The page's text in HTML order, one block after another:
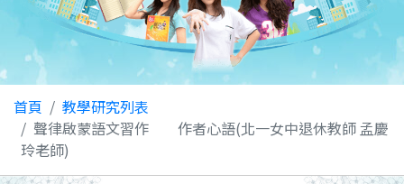
首頁
教學研究列表
聲律啟蒙語文習作 作者心語(北一女中退休教師 孟慶
玲老師)